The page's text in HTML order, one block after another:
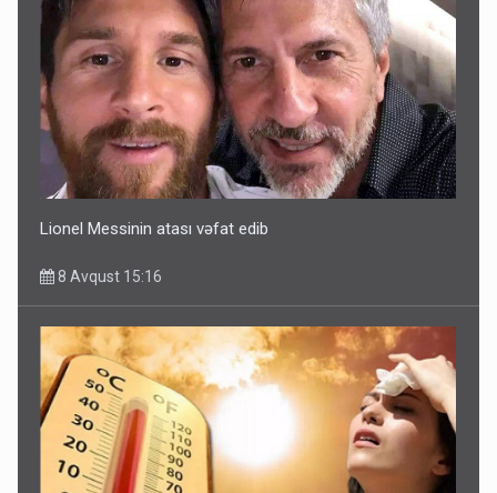
Lionel Messinin atası vəfat edib
8 Avqust 15:16